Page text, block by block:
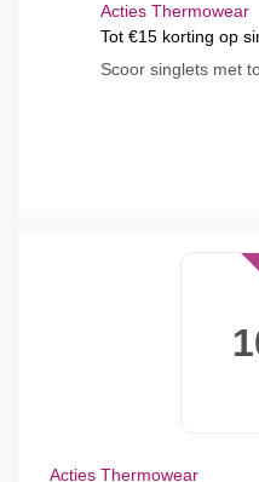
Acties Thermowear
Tot €15 korting op
Scoor singlets met
Acties Thermowear